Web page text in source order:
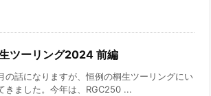
ツーリング2024 前編
の話になりますが、恒例の桐生ツーリングにい
きました。今年は、RGC250 ...